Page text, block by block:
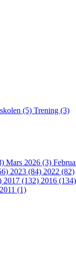
(5) Trening (3)
Mars 2026 (3)
2023 (84) 2022 (82)
2017 (132) 2016 (134)
2011 (1)